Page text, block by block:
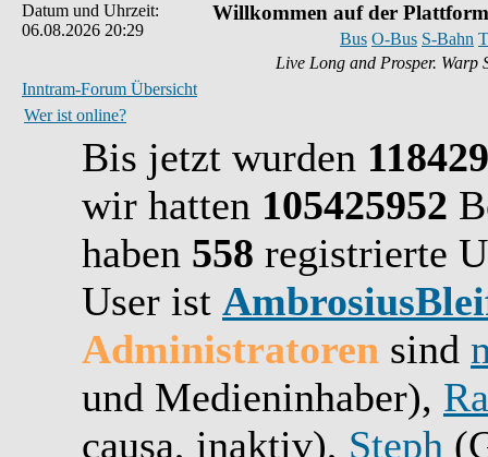
Datum und Uhrzeit:
06.08.2026 20:29
Inntram-Forum Übersicht
Willkommen auf der
Bus O-Bus S-Bahn
Live Long and Prosper. Warp
Wer ist online?
Bis jetzt wurden 118429
wir hatten 105425952
haben 558 registrierte
User ist
Administratoren sind
und Medieninhaber),
causa, inaktiv), Steph